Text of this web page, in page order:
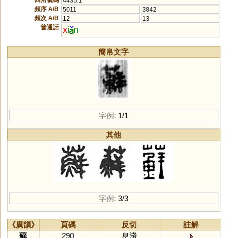
頻序 A/B
5011
3842
頻次 A/B
12
13
普通話 xi n
簡帛文字
字例: 1/1
其他
字例: 3/3
《廣韻》 頁碼 反切
註解
蘚
290
息淺